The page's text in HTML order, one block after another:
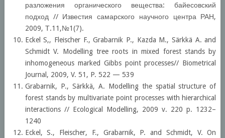
разложения органического вещества: байесовский
подход // Известия самарского научного центра РАН,
2009, Т.11,№1(7).
Eckel S,, Fleischer F., Grabarnik P., Kazda M., Särkkä A. and
Schmidt V. Modelling tree roots in mixed forest stands by
inhomogeneous marked Gibbs point processes// Biometrical
Journal, 2009, V. 51, P. 522 — 539
Grabarnik, P., Särkkä, A. Modelling the spatial structure of
forest stands by multivariate point processes with hierarchical
interactions // Ecological Modelling, 2009 v. 220 p. 1232–
1240
Eckel, S., Fleischer, F., Grabarnik, P. and Schmidt, V. On